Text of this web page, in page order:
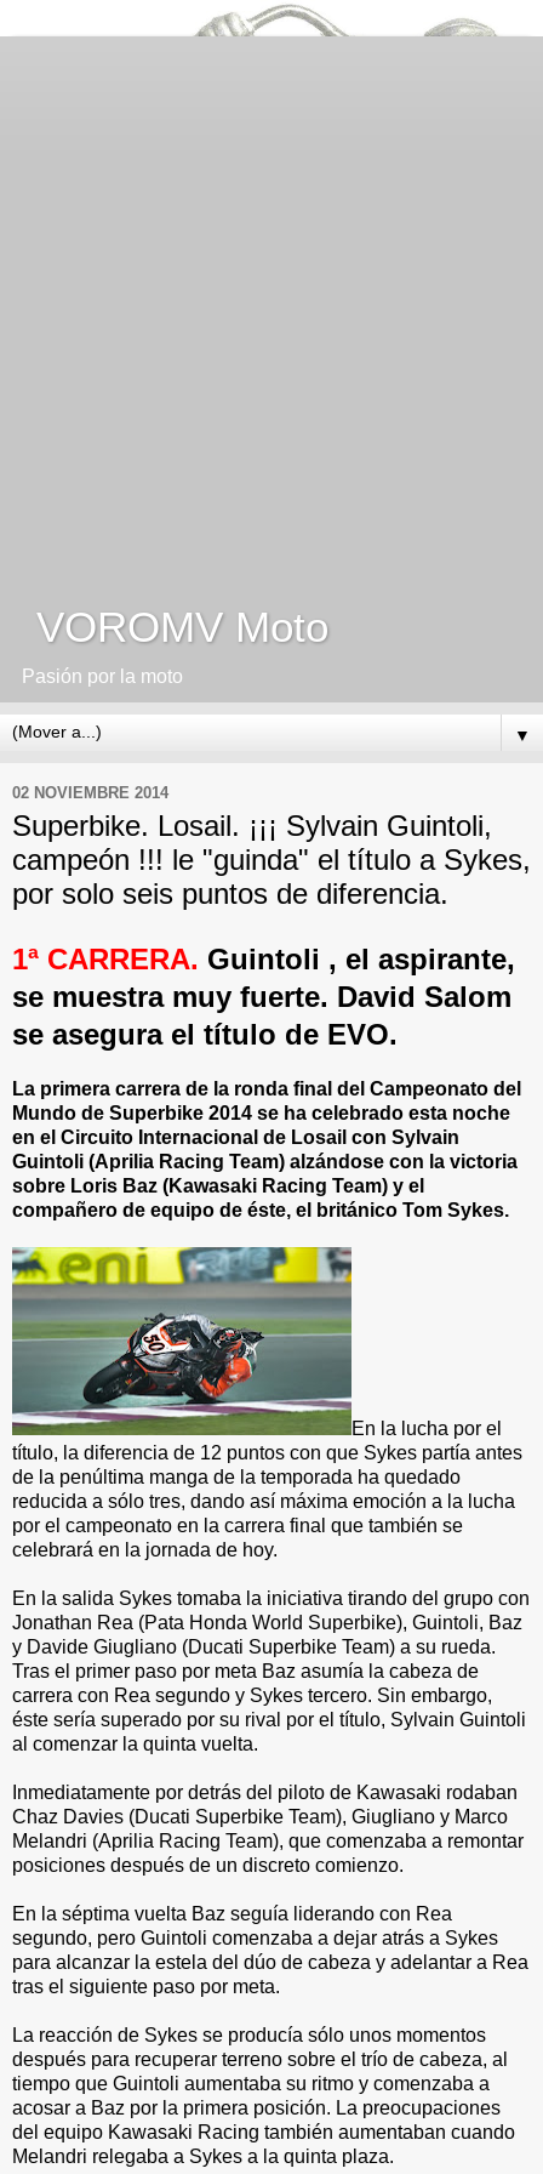
VOROMV Moto
Pasión por la moto
▼
02 NOVIEMBRE 2014
Superbike. Losail. ¡¡¡ Sylvain Guintoli,
campeón !!! le "guinda" el título a Sykes,
por solo seis puntos de diferencia.
1ª CARRERA. Guintoli , el aspirante,
se muestra muy fuerte. David Salom
se asegura el título de EVO.
La primera carrera de la ronda final del Campeonato del
Mundo de Superbike 2014 se ha celebrado esta noche
en el Circuito Internacional de Losail con Sylvain
Guintoli (Aprilia Racing Team) alzándose con la victoria
sobre Loris Baz (Kawasaki Racing Team) y el
compañero de equipo de éste, el británico Tom Sykes.
En la lucha por el
título, la diferencia de 12 puntos con que Sykes partía antes
de la penúltima manga de la temporada ha quedado
reducida a sólo tres, dando así máxima emoción a la lucha
por el campeonato en la carrera final que también se
celebrará en la jornada de hoy.
En la salida Sykes tomaba la iniciativa tirando del grupo con
Jonathan Rea (Pata Honda World Superbike), Guintoli, Baz
y Davide Giugliano (Ducati Superbike Team) a su rueda.
Tras el primer paso por meta Baz asumía la cabeza de
carrera con Rea segundo y Sykes tercero. Sin embargo,
éste sería superado por su rival por el título, Sylvain Guintoli
al comenzar la quinta vuelta.
Inmediatamente por detrás del piloto de Kawasaki rodaban
Chaz Davies (Ducati Superbike Team), Giugliano y Marco
Melandri (Aprilia Racing Team), que comenzaba a remontar
posiciones después de un discreto comienzo.
En la séptima vuelta Baz seguía liderando con Rea
segundo, pero Guintoli comenzaba a dejar atrás a Sykes
para alcanzar la estela del dúo de cabeza y adelantar a Rea
tras el siguiente paso por meta.
La reacción de Sykes se producía sólo unos momentos
después para recuperar terreno sobre el trío de cabeza, al
tiempo que Guintoli aumentaba su ritmo y comenzaba a
acosar a Baz por la primera posición. La preocupaciones
del equipo Kawasaki Racing también aumentaban cuando
Melandri relegaba a Sykes a la quinta plaza.